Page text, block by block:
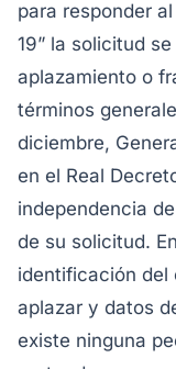
para responder
19” la solicitud
aplazamiento o
términos
diciembre,
en el Real
independencia
de su solicitud.
identificación del
aplazar y datos
existe ninguna